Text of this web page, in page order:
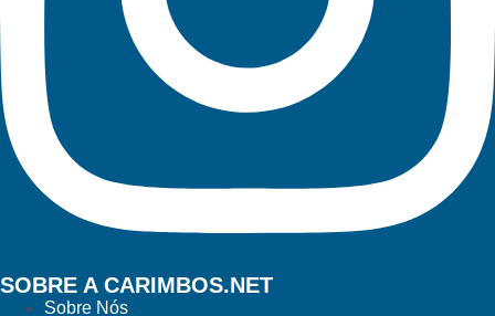
SOBRE A CARIMBOS.NET
Sobre Nós